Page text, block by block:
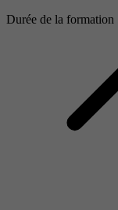
Durée de la formation